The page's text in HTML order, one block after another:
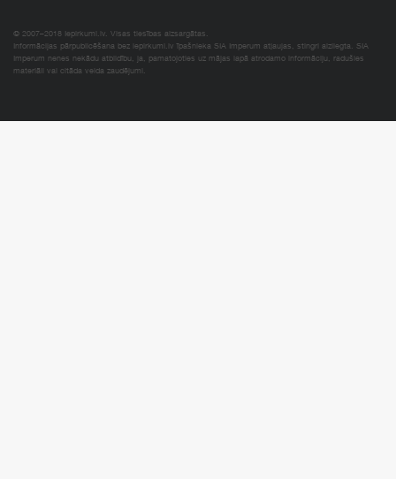
© 2007–2018 Iepirkumi.lv. Visas tiesības aizsargātas.
Informācijas pārpublicēšana bez iepirkumi.lv īpašnieka SIA Imperum atļaujas, stingri aizliegta. SIA
Imperum nenes nekādu atbildību, ja, pamatojoties uz mājas lapā atrodamo informāciju, radušies
materiāli vai citāda veida zaudējumi.